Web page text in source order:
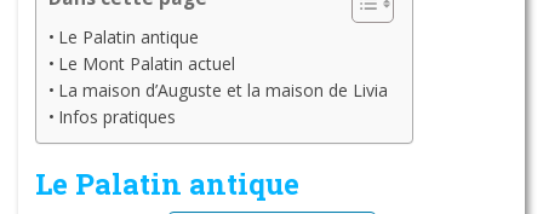
Le Palatin antique
Le Mont Palatin actuel
La maison d’Auguste et la maison de Livia
Infos pratiques
Le Palatin antique